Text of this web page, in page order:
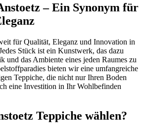
– Ein Synonym für
für Qualität, Eleganz und Innovation in
Stück ist ein Kunstwerk, das dazu
und das Ambiente eines jeden Raumes zu
bieten wir eine umfangreiche
Teppiche, die nicht nur Ihren Boden
eine Investition in Ihr Wohlbefinden
Teppiche wählen?